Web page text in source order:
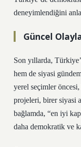
deneyimlendiğini
Güncel
Son yıllarda,
hem de siyasi
yerel seçimler
projeleri, birer siyasi
bağlamda, “en iyi
daha demokratik ve